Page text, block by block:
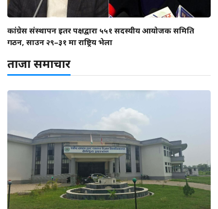
कांग्रेस संस्थापन इतर पक्षद्वारा ५५१ सदस्यीय आयोजक समिति
गठन, साउन २९–३१ मा राष्ट्रिय भेला
ताजा समाचार